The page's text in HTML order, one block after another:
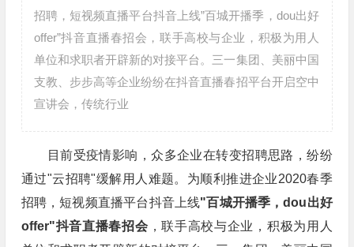
招聘，短视频直播平台抖音上线”百城开播季，dou出好
offer”抖音直播春招会，联手高校与企业，积极为用人
单位和求职者开辟新的对接平台。三一集团、美丽中国
支教、步步高等企业纷纷在抖音直播春招平台开启空中
宣讲会，传统行业
目前受疫情影响，众多企业在转变招聘思路，纷纷
通过"云招聘"缓解用人难题。为顺利推进企业2020春季
招聘，短视频直播平台抖音上线"百城开播季，dou出好
offer"抖音直播春招会 ，联手高校与企业，积极为用人